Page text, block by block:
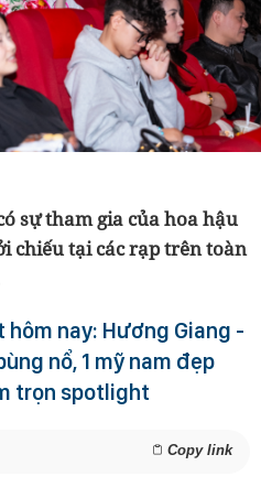
sự tham gia của hoa hậu
chiếu tại các rạp trên toàn
nay: Hương Giang -
nổ, 1 mỹ nam đẹp
trọn spotlight
Copy link